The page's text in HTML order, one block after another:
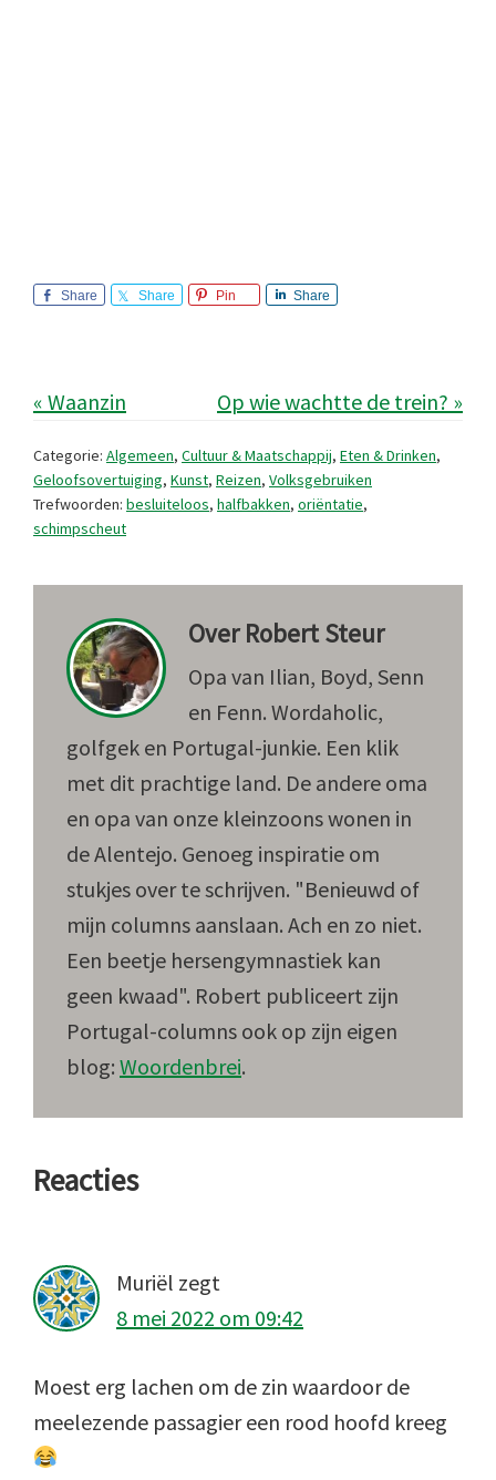
Share Share Pin Share
« Waanzin Op wie wachtte de trein? »
Categorie: Algemeen, Cultuur & Maatschappij, Eten & Drinken,
Geloofsovertuiging, Kunst, Reizen, Volksgebruiken
Trefwoorden: besluiteloos, halfbakken, oriëntatie,
schimpscheut
OverRobert Steur
Opa van Ilian, Boyd, Senn
en Fenn. Wordaholic,
golfgek en Portugal-junkie. Een klik
met dit prachtige land. De andere oma
en opa van onze kleinzoons wonen in
de Alentejo. Genoeg inspiratie om
stukjes over te schrijven. "Benieuwd of
mijn columns aanslaan. Ach en zo niet.
Een beetje hersengymnastiek kan
geen kwaad". Robert publiceert zijn
Portugal-columns ook op zijn eigen
blog: Woordenbrei.
Lees
Reacties
Muriël zegt
8 mei 2022 om 09:42
Moest erg lachen om de zin waardoor de
meelezende passagier een rood hoofd kreeg